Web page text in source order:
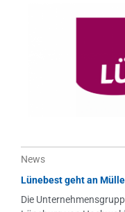
News
Lünebest geht an
Die